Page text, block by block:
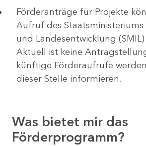
Förderanträge für Projekte
Aufruf des
und Landesentwicklung
Aktuell ist keine
künftige Förderaufrufe
dieser Stelle informieren.
Was bietet mir das
Förderprogramm?